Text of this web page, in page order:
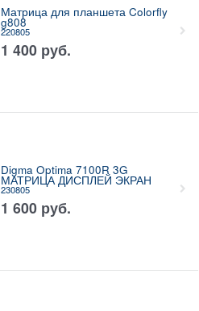
Матрица для планшета Colorfly
g808
220805
1 400 руб.
Digma Optima 7100R 3G
МАТРИЦА ДИСПЛЕЙ ЭКРАН
230805
1 600 руб.